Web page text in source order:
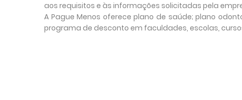
aos requisitos e às informações solicitadas pela
A Pague Menos oferece plano de saúde; plano
programa de desconto em faculdades, escolas,